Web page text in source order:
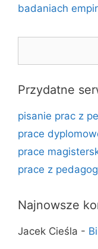
badaniach
Przydatne
pisanie prac z
prace
prace
prace z
Najnowsze
Jacek Cieśla -